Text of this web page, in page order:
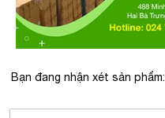
Bạn đang nhận xét sản phẩm: